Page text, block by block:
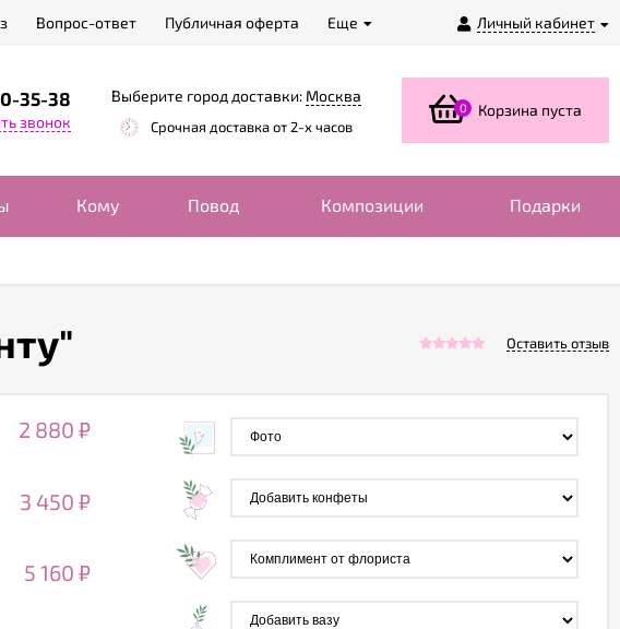
Личный кабинет
Вопрос-ответ Публичная оферта Еще
35-38
звонок
Выберите город доставки: Москва
Срочная доставка от 2-х часов
0 Корзина пуста
Кому Повод Композиции Подарки
Оставить отзыв
2 880 ₽
3 450 ₽
5 160 ₽